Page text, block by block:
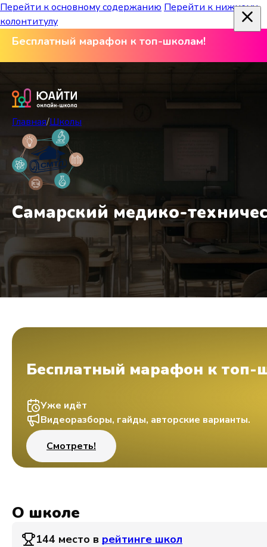
Перейти к основному содержанию Перейти к нижнему
колонтитулу
Бесплатный марафон к топ-школам!
Главная/Школы
Самарский медико-
Бесплатный марафон к топ-
Уже идёт
Видеоразборы, гайды, авторские варианты.
Смотреть!
О школе
144 место в рейтинге школ